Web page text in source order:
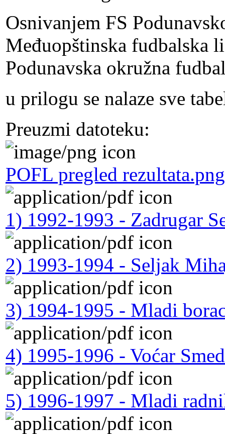
Osnivanjem FS
Međuopštinska fudbalska
Podunavska okružna
u prilogu se nalaze sve
Preuzmi datoteku:
POFL pregled rezultata.png
1) 1992-1993 - Zadrugar
2) 1993-1994 - Seljak
3) 1994-1995 - Mladi
4) 1995-1996 - Voćar
5) 1996-1997 - Mladi